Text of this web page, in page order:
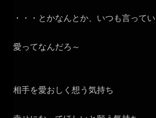
・・・とかなんとか、いつも言ってい
愛ってなんだろ～
相手を愛おしく想う気持ち